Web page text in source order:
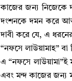
কাজের জন্য নিজেকে
দংশনকে দমন করে
দাবী করে যে,এ
“নফসে লাউয়ামাহ” বা
এ “নফসে লাউয়ামা”ই
এবং মন্দ কাজের জন্য